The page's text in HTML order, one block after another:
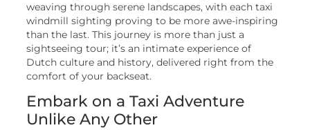
weaving through serene landscapes, with each taxi
windmill sighting proving to be more awe-inspiring
than the last. This journey is more than just a
sightseeing tour; it’s an intimate experience of
Dutch culture and history, delivered right from the
comfort of your backseat.
Embark on a Taxi Adventure
Unlike Any Other